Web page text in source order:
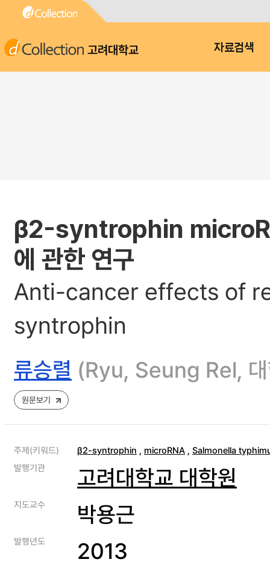
고려대학교 자료검색
β2-syntrophin
에 관한 연구
Anti-cancer effects of
syntrophin
류승렬 (Ryu, Seung Rel, 대
원문보기
주제(키워드) β2-syntrophin , microRNA , Salmonella
발행기관
고려대학교 대학원
지도교수 박용근
발행년도 2013